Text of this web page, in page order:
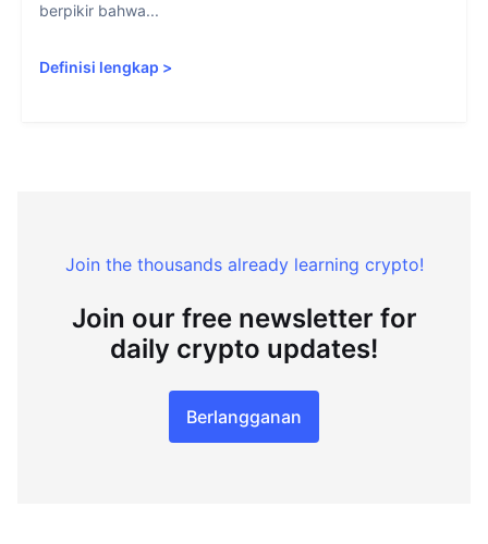
berpikir bahwa...
Definisi lengkap >
Join the thousands already learning crypto!
Join our free newsletter for
daily crypto updates!
Berlangganan